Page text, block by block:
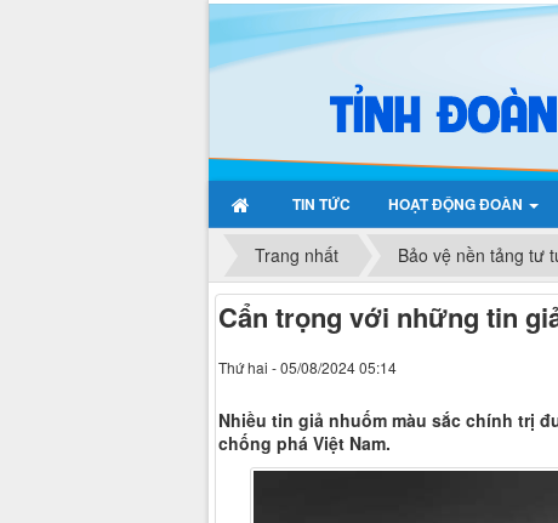
TIN TỨC HOẠT ĐỘNG ĐOÀN
Trang nhất Bảo vệ nền tảng tư
Cẩn trọng với những tin
Thứ hai - 05/08/2024 05:14
Nhiều tin giả nhuốm màu sắc chính trị
chống phá Việt Nam.